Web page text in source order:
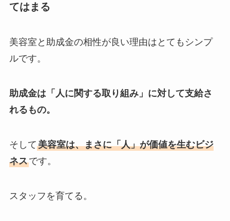
てはまる
美容室と助成金の相性が良い理由はとてもシンプ
ルです。
助成金は「人に関する取り組み」に対して支給さ
れるもの。
そして美容室は、まさに「人」が価値を生むビジ
ネスです。
スタッフを育てる。